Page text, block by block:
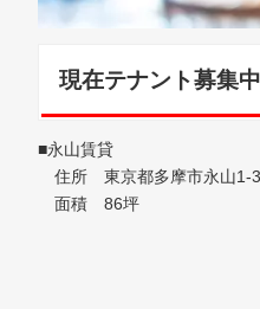
現在テナント募集
■永山賃貸
住所 東京都多摩市永山1-
面積 86坪